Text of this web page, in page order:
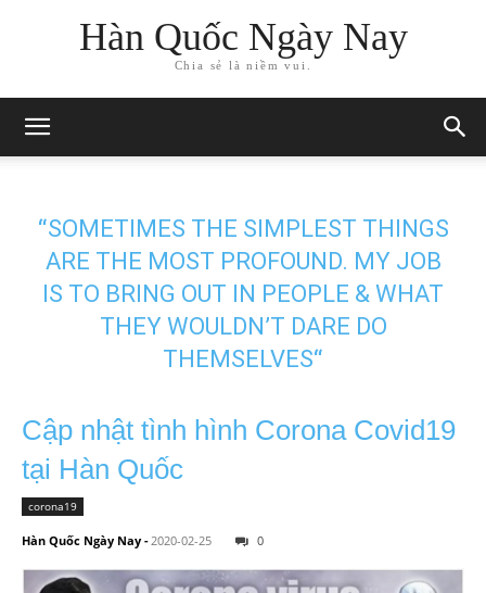
Hàn Quốc Ngày Nay
Chia sẻ là niềm vui.
“SOMETIMES THE SIMPLEST THINGS
ARE THE MOST PROFOUND. MY JOB
IS TO BRING OUT IN PEOPLE & WHAT
THEY WOULDN’T DARE DO
THEMSELVES“
Cập nhật tình hình Corona Covid19
tại Hàn Quốc
corona19
Hàn Quốc Ngày Nay -2020-02-25 0